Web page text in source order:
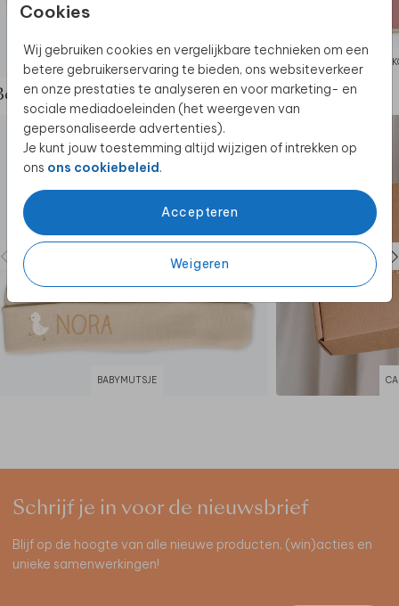
Cookies
Wij gebruiken cookies en vergelijkbare technieken om een
betere gebruikerservaring te bieden, ons websiteverkeer
en onze prestaties te analyseren en voor marketing- en
sociale mediadoeleinden (het weergeven van
gepersonaliseerde advertenties).
Je kunt jouw toestemming altijd wijzigen of intrekken op
ons ons cookiebeleid.
Accepteren
Weigeren
KOFFERTJE
de complete set
BABYMUTSJE
Schrijf je in voor de nieuwsbrief
Blijf op de hoogte van alle nieuwe producten, (win)acties en
unieke samenwerkingen!